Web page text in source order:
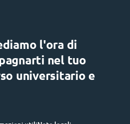
l'ora di
nel tuo
universitario e